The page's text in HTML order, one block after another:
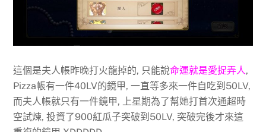
這個是夫人帳昨晚打火龍掉的, 只能說命運就是愛捉弄人,
Pizza帳有一件40LV的鏡甲, 一直等多來一件自吃到50LV,
而夫人帳就只有一件鏡甲, 上星期為了幫她打首次通超時
空試煉, 投資了900紅瓜子突破到50LV, 突破完後才來這